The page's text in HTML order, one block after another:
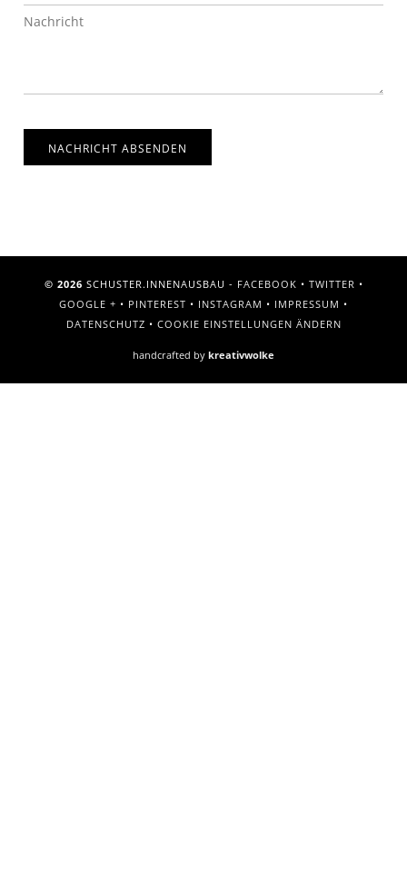
NACHRICHT ABSENDEN
© 2026 SCHUSTER.INNENAUSBAU - FACEBOOK • TWITTER •
GOOGLE + • PINTEREST • INSTAGRAM • IMPRESSUM •
DATENSCHUTZ • COOKIE EINSTELLUNGEN ÄNDERN
handcrafted by kreativwolke